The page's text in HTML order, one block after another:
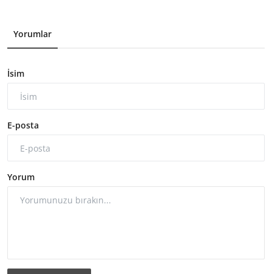
Yorumlar
İsim
E-posta
Yorum